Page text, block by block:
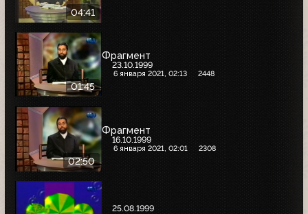
04:41
01:45
Фрагмент
23.10.1999
6 января 2021, 02:13 2448
02:50
Фрагмент
16.10.1999
6 января 2021, 02:01 2308
25.08.1999